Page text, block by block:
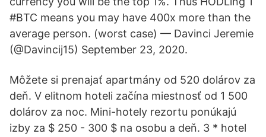
#BTC means you may have 400x more than the
average person. (worst case) — Davinci Jeremie
(@Davincij15) September 23, 2020.
Môžete si prenajať apartmány od 520 dolárov za
deň. V elitnom hoteli začína miestnosť od 1 500
dolárov za noc. Mini-hotely rezortu ponúkajú
izby za $ 250 - 300 $ na osobu a deň. 3 * hotel